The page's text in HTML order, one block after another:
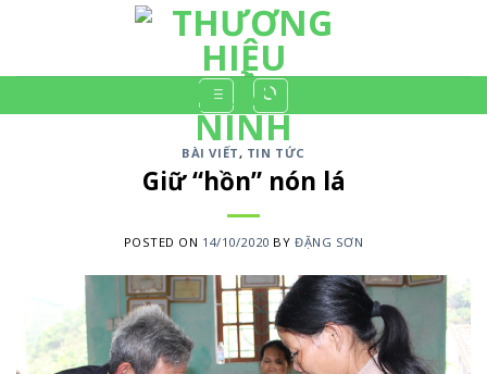
BÀI VIẾT, TIN TỨC
Giữ “hồn” nón lá
POSTED ON 14/10/2020 BY ĐẶNG SƠN